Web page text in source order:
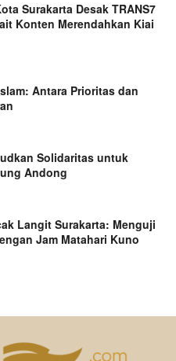
Surakarta Desak TRANS7
Konten Merendahkan Kiai
Antara Prioritas dan
Solidaritas untuk
Andong
Langit Surakarta: Menguji
Jam Matahari Kuno